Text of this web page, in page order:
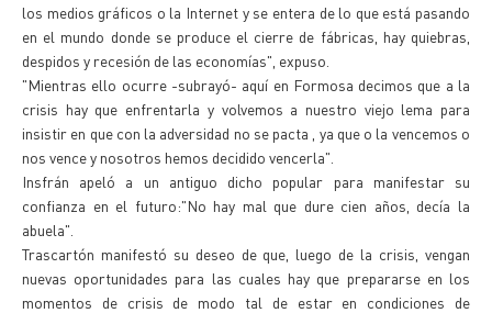
los medios gráficos o la Internet y se entera de lo que está pasando
en el mundo donde se produce el cierre de fábricas, hay quiebras,
despidos y recesión de las economías", expuso.
"Mientras ello ocurre -subrayó- aquí en Formosa decimos que a la
crisis hay que enfrentarla y volvemos a nuestro viejo lema para
insistir en que con la adversidad no se pacta , ya que o la vencemos o
nos vence y nosotros hemos decidido vencerla".
Insfrán apeló a un antiguo dicho popular para manifestar su
confianza en el futuro:"No hay mal que dure cien años, decía la
abuela".
Trascartón manifestó su deseo de que, luego de la crisis, vengan
nuevas oportunidades para las cuales hay que prepararse en los
momentos de crisis de modo tal de estar en condiciones de